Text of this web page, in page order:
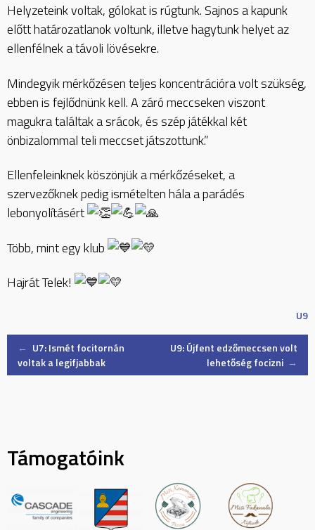
Helyzeteink voltak, gólokat is rúgtunk. Sajnos a kapunk
előtt határozatlanok voltunk, illetve hagytunk helyet az
ellenfélnek a távoli lövésekre.
Mindegyik mérkőzésen teljes koncentrációra volt szükség,
ebben is fejlődnünk kell. A záró meccseken viszont
magukra találtak a srácok, és szép játékkal két
önbizalommal teli meccset játszottunk.”
Ellenfeleinknek köszönjük a mérkőzéseket, a
szervezőknek pedig ismételten hála a parádés
lebonyolításért
Több, mint egy klub
Hajrát Telek!
U9
Post
← U7: Ismét focitornán
voltak a legifjabbak
U9: Újfent edzőmeccsen volt
lehetőség focizni →
Támogatóink